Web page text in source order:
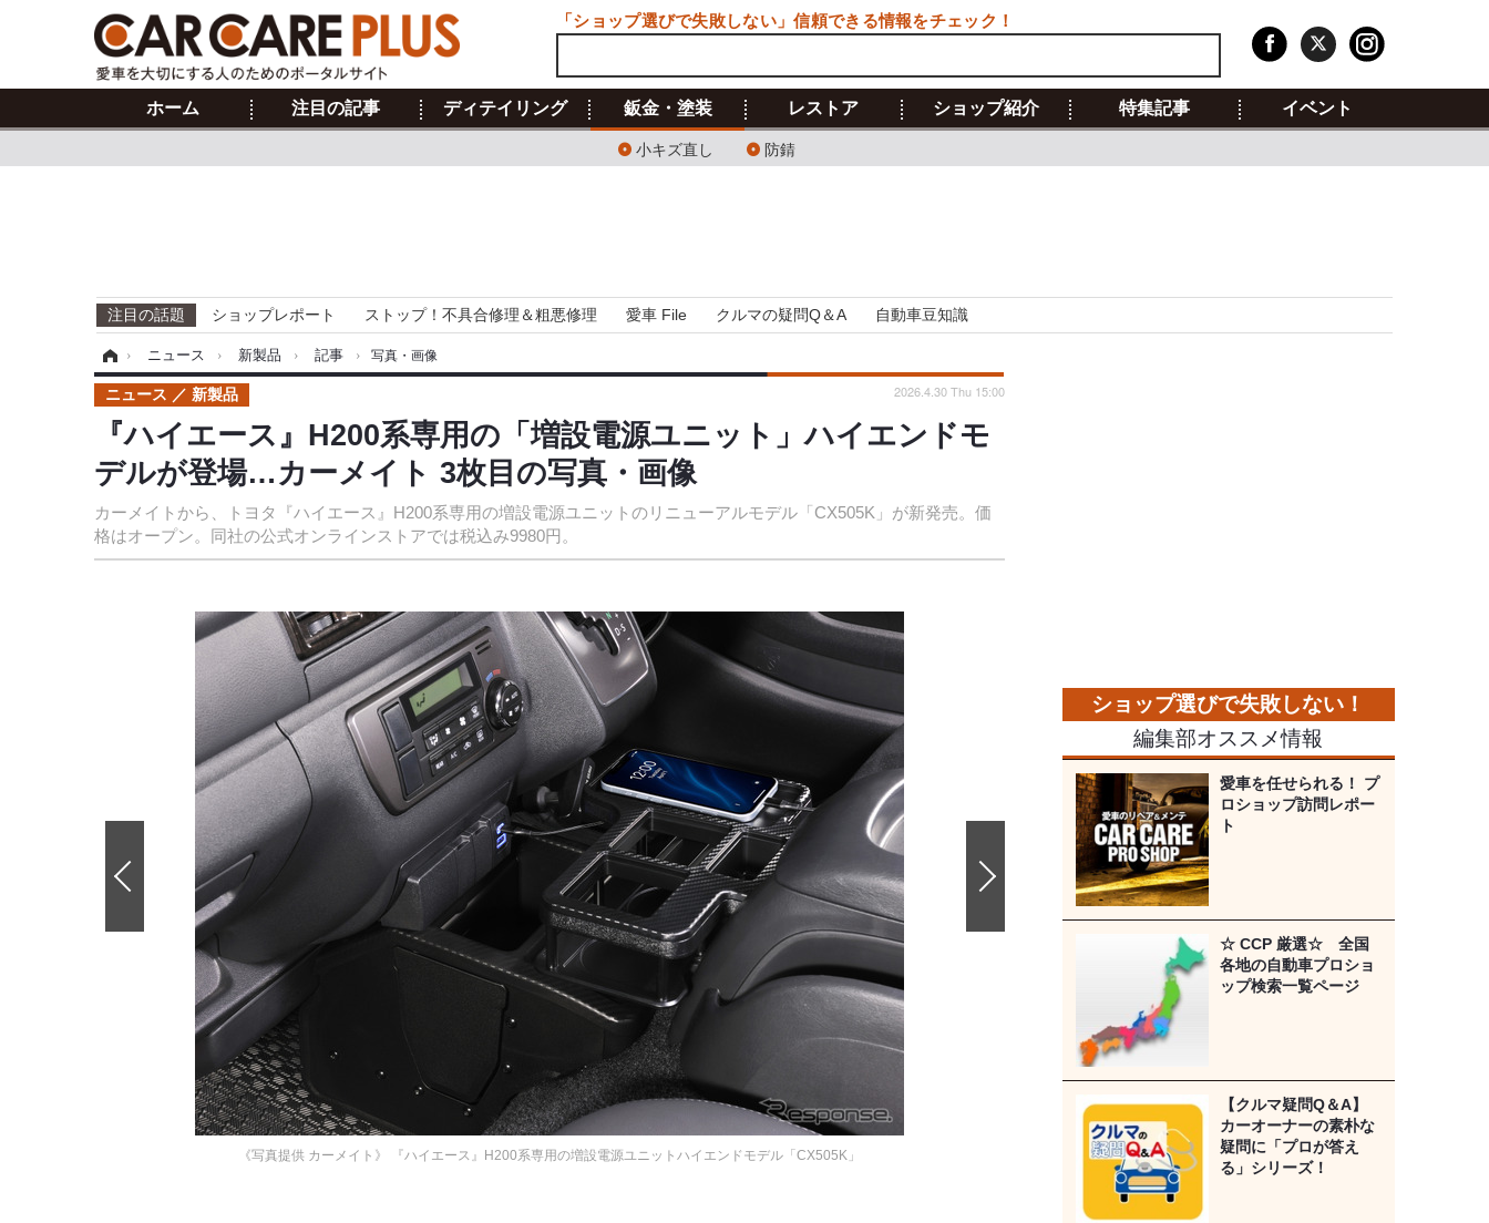
ホーム 注目の記事 ディテイリング 鈑金・塗装
小キズ直し 防錆
レストア ショップ紹介 特集記事 イベント
注目の話題 ショップレポート ストップ！不具合修理＆粗悪修理 愛車 File クルマの疑問Q＆A 自動車豆知識
› ニュース › 新製品 › 記事 › 写真・画像
『ハイエース』H200系専用の「増設電源ユニット」ハイエンドモ
デルが登場…カーメイト 3枚目の写真・画像
カーメイトから、トヨタ『ハイエース』H200系専用の増設電源ユニットのリニューアルモデル「CX505K」が新発売。価
格はオープン。同社の公式オンラインストアでは税込み9980円。
ニュース 新製品 2026.4.30 Thu 15:00
《写真提供 カーメイト》 『ハイエース』H200系専用の増設電源ユニットハイエンドモデル「CX505K」
編集部オススメ情報
愛車を任せられる！ プ
ロショップ訪問レポー
ト
☆ CCP 厳選☆ 全国
各地の自動車プロショ
ップ検索一覧ページ
【クルマ疑問Q＆A】
カーオーナーの素朴な
疑問に「プロが答え
る」シリーズ！
「ショップ選びで失敗しない」信頼できる情報をチェック！